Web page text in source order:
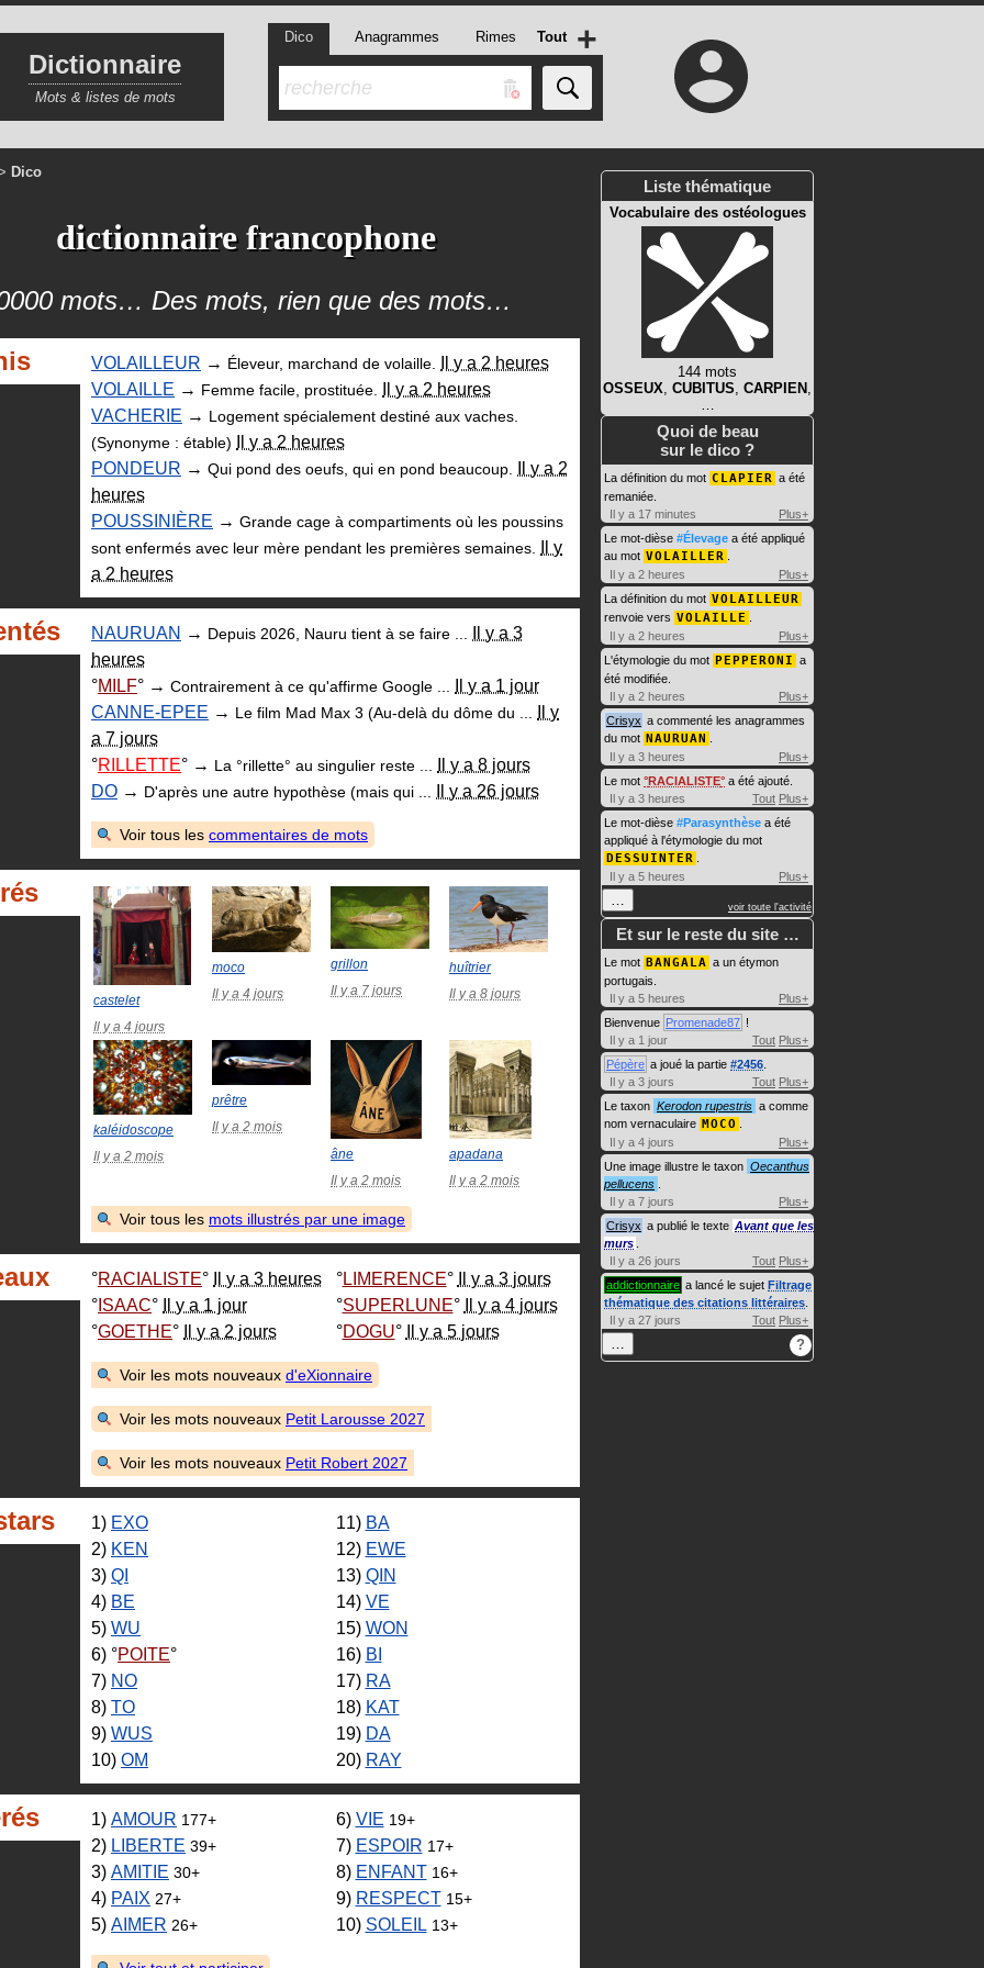
Dictionnaire
Mots & listes de mots
Dico Anagrammes Rimes Tout +
Dico
dictionnaire francophone
mots… Des mots, rien que des mots…
VOLAILLEUR → Éleveur, marchand de volaille. Il y a 2 heures
VOLAILLE → Femme facile, prostituée. Il y a 2 heures
VACHERIE →
Logement spécialement destiné aux vaches.
(Synonyme : étable) Il y a 2 heures
PONDEUR → Qui pond des oeufs, qui en pond beaucoup. Il y a 2
heures
POUSSINIÈRE → Grande cage à compartiments où les poussins
sont enfermés avec leur mère pendant les premières semaines. Il y
a 2 heures
NAURUAN → Depuis 2026, Nauru tient à se faire ...
Il y a 3
heures
MILF
→ Contrairement à ce qu'affirme Google ...
Il y a 1 jour
CANNE-EPEE → Le film Mad Max 3 (Au-delà du dôme du ...
Il y
a 7 jours
RILLETTE
→ La °rillette° au singulier reste ...
Il y a 8 jours
DO → D'après une autre hypothèse (mais qui ... Il y a 26 jours
Voir tous les commentaires de mots
castelet
Il y a 4 jours
moco
Il y a 4 jours
grillon
Il y a 7 jours
huîtrier
Il y a 8 jours
kaléidoscope
Il y a 2 mois
prêtre
Il y a 2 mois
âne
Il y a 2 mois
apadana
Il y a 2 mois
Voir tous les mots illustrés par une image
RACIALISTE
Il y a 3 heures
ISAAC
Il y a 1 jour
GOETHE
Il y a 2 jours
LIMERENCE
Il y a 3 jours
SUPERLUNE
Il y a 4 jours
DOGU
Il y a 5 jours
Voir les mots nouveaux d'eXionnaire
Voir les mots nouveaux Petit Larousse 2027
Voir les mots nouveaux Petit Robert 2027
1) EXO
2) KEN
3) QI
4) BE
5) WU
6)
POITE
7) NO
8) TO
9) WUS
10) OM
11) BA
12) EWE
13) QIN
14) VE
15) WON
16) BI
17) RA
18) KAT
19) DA
20) RAY
1) AMOUR 177+
2) LIBERTE 39+
3) AMITIE 30+
4) PAIX 27+
5) AIMER 26+
6) VIE 19+
7) ESPOIR 17+
8) ENFANT 16+
9) RESPECT 15+
10) SOLEIL 13+
Liste thématique
Vocabulaire des ostéologues
144 mots
OSSEUX, CUBITUS, CARPIEN ,
…
Quoi de beau
sur le dico ?
La définition du mot CLAPIER a été
remaniée.
Il y a 17 minutes
Plus+
Le mot-dièse #Élevage a été appliqué
au mot VOLAILLER
Il y a 2 heures
Plus+
La définition du mot VOLAILLEUR
renvoie vers VOLAILLE
Il y a 2 heures
Plus+
L'étymologie du mot PEPPERONI a
été modifiée.
Il y a 2 heures
Plus+
Crisyx a commenté les anagrammes
du mot NAURUAN
Il y a 3 heures
Plus+
Le mot RACIALISTE a été ajouté.
Il y a 3 heures
Tout Plus+
Le mot-dièse #Parasynthèse a été
appliqué à l'étymologie du mot
DESSUINTER
Il y a 5 heures
Plus+
… voir toute l'activité
Et sur le reste du site …
Le mot BANGALA a un étymon
portugais.
Il y a 5 heures
Plus+
Bienvenue Promenade87 !
Il y a 1 jour
Tout Plus+
Pépère a joué la partie #2456
Il y a 3 jours
Tout Plus+
Le taxon Kerodon rupestris a comme
nom vernaculaire MOCO
Il y a 4 jours
Plus+
Une image illustre le taxon Oecanthus
pellucens
Il y a 7 jours
Plus+
Crisyx a publié le texte Avant que les
murs
Il y a 26 jours
Tout Plus+
addictionnaire a lancé le sujet Filtrage
thématique des citations littéraires
Il y a 27 jours
Tout Plus+
… ?